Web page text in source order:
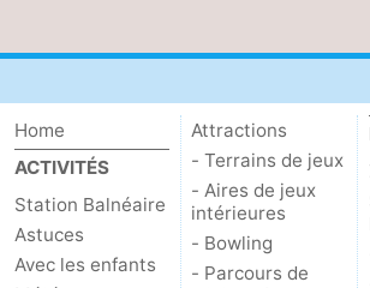
guidées
Sports
-
Piscines
-
Faire
-
Home
ACTIVITÉS
Station Balnéaire
Astuces
Avec les enfants
Attractions
- Terrains de jeux
- Aires de jeux
intérieures
- Bowling
- Parcours de